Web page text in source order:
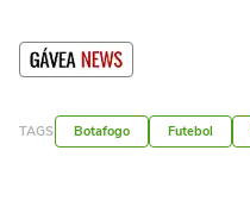
TAGS Botafogo Futebol